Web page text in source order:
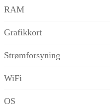
RAM
Grafikkort
Strømforsyning
WiFi
OS